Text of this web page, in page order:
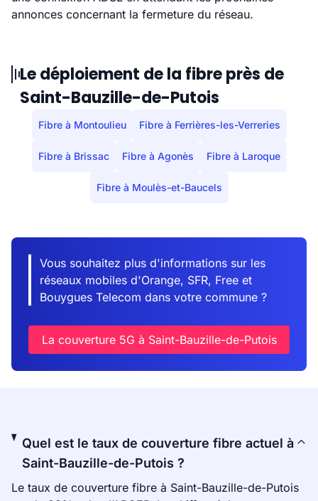
annonces concernant la fermeture du réseau.
Le déploiement de la fibre près de
Saint-Bauzille-de-Putois
Fibre à Montoulieu Fibre à Ferrières-les-Verreries
Fibre à Brissac Fibre à Agonès Fibre à Laroque
Fibre à Moulès-et-Baucels
Vous souhaitez plus d'informations sur les
réseaux mobiles d'Orange, SFR, Free et
Bouygues Telecom dans votre commune ?
La couverture 5G à Saint-Bauzille-de-Putois
Quel est le taux de couverture fibre actuel à
Saint-Bauzille-de-Putois ?
Le taux de couverture fibre à Saint-Bauzille-de-Putois